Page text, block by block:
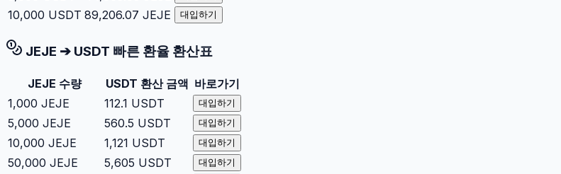
10,000 USDT 89,206.07 JEJE 대입하기
JEJE ➔ USDT 빠른 환율 환산표
JEJE 수량 USDT 환산 금액 바로가기
1,000 JEJE 112.1 USDT 대입하기
5,000 JEJE 560.5 USDT 대입하기
10,000 JEJE 1,121 USDT 대입하기
50,000 JEJE 5,605 USDT 대입하기